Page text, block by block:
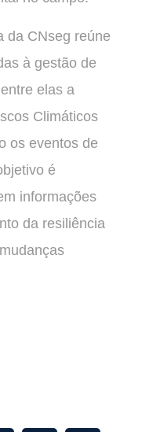
da CNseg reúne
à gestão de
elas a
Climáticos
os eventos de
é
informações
da resiliência